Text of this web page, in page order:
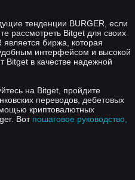
тенденции BURGER, если
рассмотреть Bitget для своих
биржа, которая
интерфейсом и высокой
в качестве надежной
на Bitget, пройдите
переводов, дебетовых
криптовалютных
Вот пошаговое руководство,